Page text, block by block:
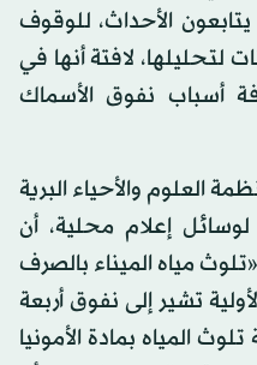
الأحداث، للوقوف
لتحليلها، لافتة أنها في
أسباب نفوق الأسماك
العلوم والأحياء البرية
إعلام محلية، أن
مياه الميناء بالصرف
تشير إلى نفوق أربعة
المياه بمادة الأمونيا